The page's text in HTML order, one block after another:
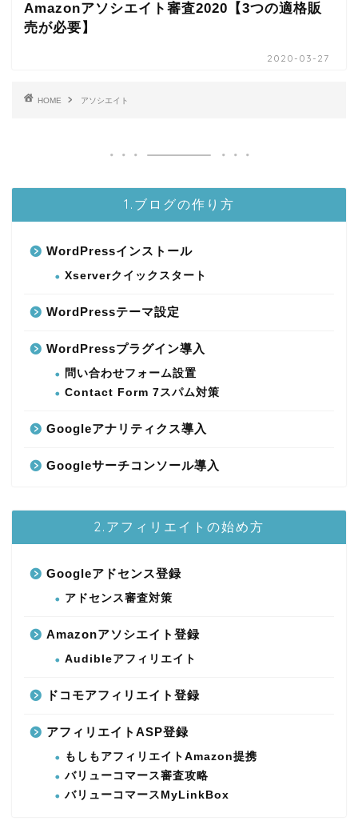
Amazonアソシエイト審査2020【3つの適格販
売が必要】
2020-03-27
HOME アソシエイト
1.ブログの作り方
WordPressインストール
Xserverクイックスタート
WordPressテーマ設定
WordPressプラグイン導入
問い合わせフォーム設置
Contact Form 7スパム対策
Googleアナリティクス導入
Googleサーチコンソール導入
2.アフィリエイトの始め方
Googleアドセンス登録
アドセンス審査対策
Amazonアソシエイト登録
Audibleアフィリエイト
ドコモアフィリエイト登録
アフィリエイトASP登録
もしもアフィリエイトAmazon提携
バリューコマース審査攻略
バリューコマースMyLinkBox